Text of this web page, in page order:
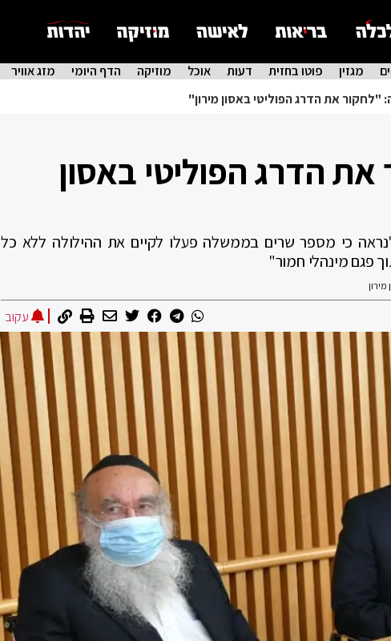
מגזין פוטו בחזית דעות אוכל מוזיקה הדף היומי מזג אוויר
"לחקור את הדרג הפוליטי באסון מירון"
הדרג הפוליטי באסון
כי מספר שרים בממשלה פעלו לקיים את ההילולה ללא כל
פגם מינהלי חמור"
עקוב